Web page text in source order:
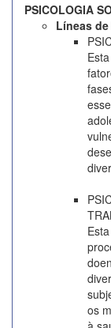
PSICOLOGIA
Líneas
os